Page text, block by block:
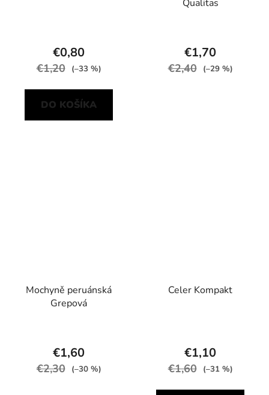
€0,80
€1,20 (–33 %)
DO KOŠÍKA
Qualitas
€1,70
€2,40 (–29 %)
Mochyně peruánská
Grepová
€1,60
€2,30 (–30 %)
Celer Kompakt
€1,10
€1,60 (–31 %)